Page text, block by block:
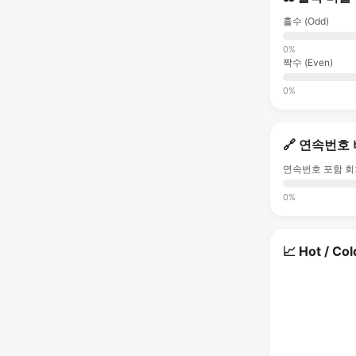
홀수 (Odd)
0%
짝수 (Even)
0%
🔗 연속번호
연속번호 포함
0%
📈 Hot /